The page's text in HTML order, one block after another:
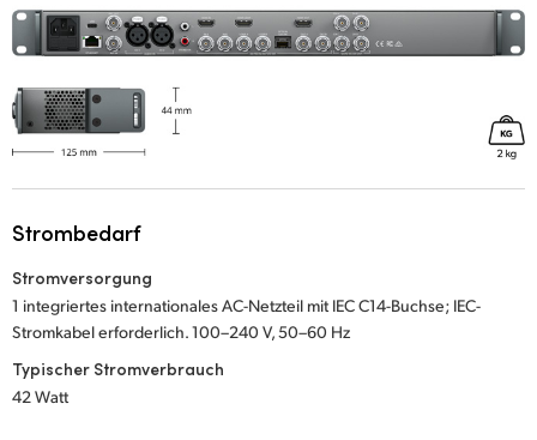
Strombedarf
Stromversorgung
1 integriertes internationales AC-Netzteil mit IEC C14-Buchse; IEC-
Stromkabel erforderlich. 100–240 V, 50–60 Hz
Typischer Stromverbrauch
42 Watt